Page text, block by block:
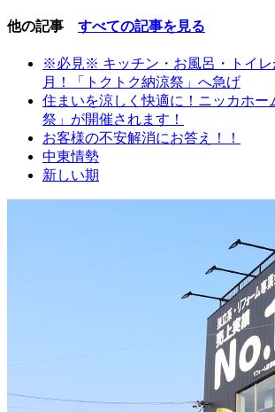
他の記事 すべての記事を見る
※必見※ キッチン・お風呂・トイレ
月！「トクトク納涼祭」へ急げ
住まいを涼しく快適に！ニッカホー
祭」が開催されます！
お客様の不安解消にお答え！！
中東情勢
新しい期